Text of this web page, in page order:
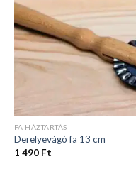
FA HÁZTARTÁS
Derelyevágó fa 13 cm
1 490 Ft